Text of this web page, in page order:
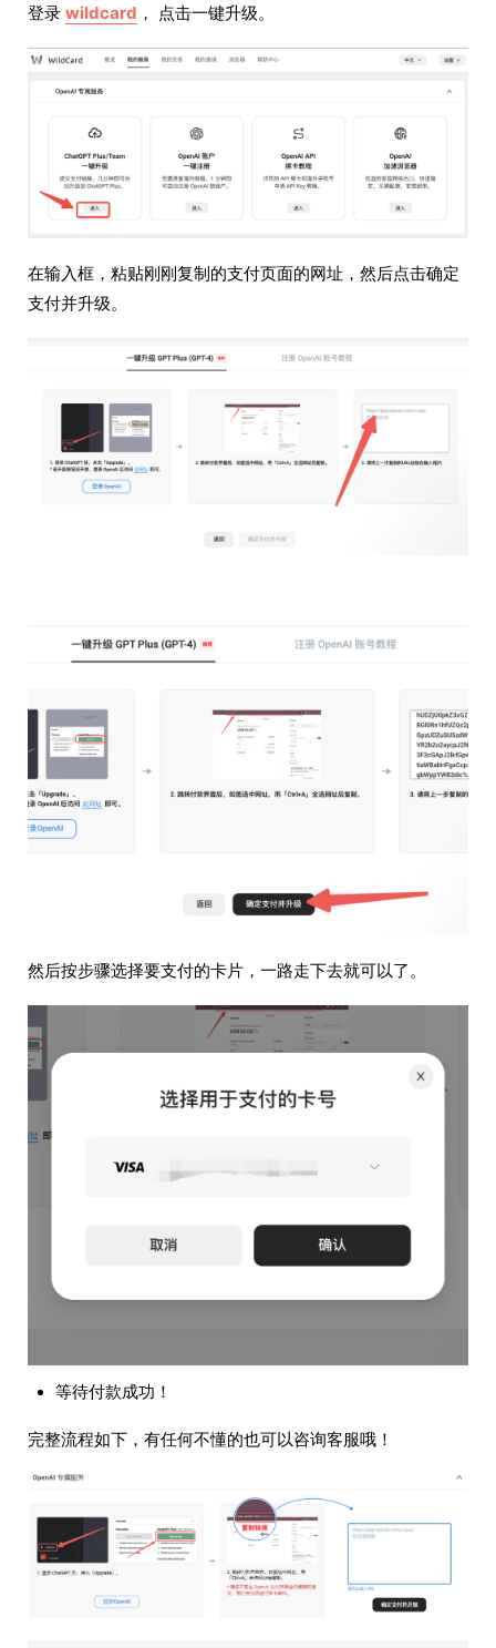
登录 wildcard ， 点击一键升级。
在输入框，粘贴刚刚复制的支付页面的网址，然后点击确定
支付并升级。
然后按步骤选择要支付的卡片，一路走下去就可以了。
等待付款成功！
完整流程如下，有任何不懂的也可以咨询客服哦！